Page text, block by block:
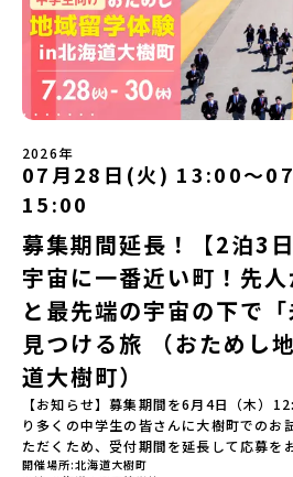
場を体験「フィールドワーク」 -有田
の歴史的な町並みを体感する「有田焼
人さんからまなぶ！有田焼伝統の「絵
（協力：clay studio）「みんなで楽し
り -仲間や地元の高校生、町の大人た
（AM）「1日目の振り返り」「ワーク
（PM）「ランチ/お土産タイム」解散※
ってプログラムを変更する場合がござい
所】佐賀県 有田町（ありたちょう）【実
月5日（日）※参加が確定した方には6月
「参加者向け事前オンライン研修」をご
加をお願いします。【集合場所・時間】
駅※12：00までにJR有田駅に到着する便
所・時間】7月5日(日) 13：00頃 JR有田
学3年生【宿泊先】ありこや（佐賀県西
留学生が活用している宿泊施設（シェア
宿泊いただく予定です。 【旅行代金】
用のうち、以下の内容が無料となります
グラム内のアクティビティ・体験費用・
参加者のご負担となります・集合場所ま
や自由時間の個人飲食費などの個人的費
申し込み多数の場合は抽選の上決定）【
い！」そんな中学生のみなさんにおすす
験」は、日本全国約200の高校と連携し
を送る「地域みらい留学」をプチ体験で
めてのひとり旅でも安心！現地でもスタ
いたします。今回のフィールドは「北
う）」北海道の南に位置する平取町（び
然と「アイヌ文化」が継承されている町
す。町名の「平取（びらとり）」は、ア
（崖の間を意味）という言葉から名付け
大きな山々が連なる「幌尻岳（ぽろしり
本一の広さを誇る「すずらん」が咲く花
ごす放牧地。日本一の清流に選ばれたこ
スが泳ぐ「沙流川（さるがわ）」。他の
い圧倒的スケールの自然を味わうことが
（みなもとのよしつね）とも縁が深いと
祀った神社や公園などが存在し、アイヌ
る瞬間を肌で体感できる町です。北の大
化」とは？「アイヌ」の文化は北海道を
住民族である「アイヌ民族」によって大
す。日本語とは異なる響きを持つ「アイ
る物に「魂」が宿ると考える「精神文化
どに踊られる「古式舞踊」、独特の文様
2026年
07月28日(火) 13:00〜
15:00
募集期間延長！【2泊3
宇宙に一番近い町！先
と最先端の宇宙の下で
見つける旅 （おためし
道大樹町）
【お知らせ】募集期間を6月4日（木）
り多くの中学生の皆さんに大樹町でのお
ただくため、受付期間を延長して応募を
し込みのタイミングを逃してしまった」
開催場所 北海道大樹町